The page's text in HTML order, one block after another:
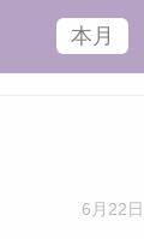
本月
6月22日